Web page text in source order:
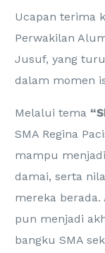
Ucapan terima
Perwakilan
Jusuf, yang
dalam momen
Melalui tema
SMA Regina
mampu
damai, serta
mereka
pun menjadi
bangku SMA